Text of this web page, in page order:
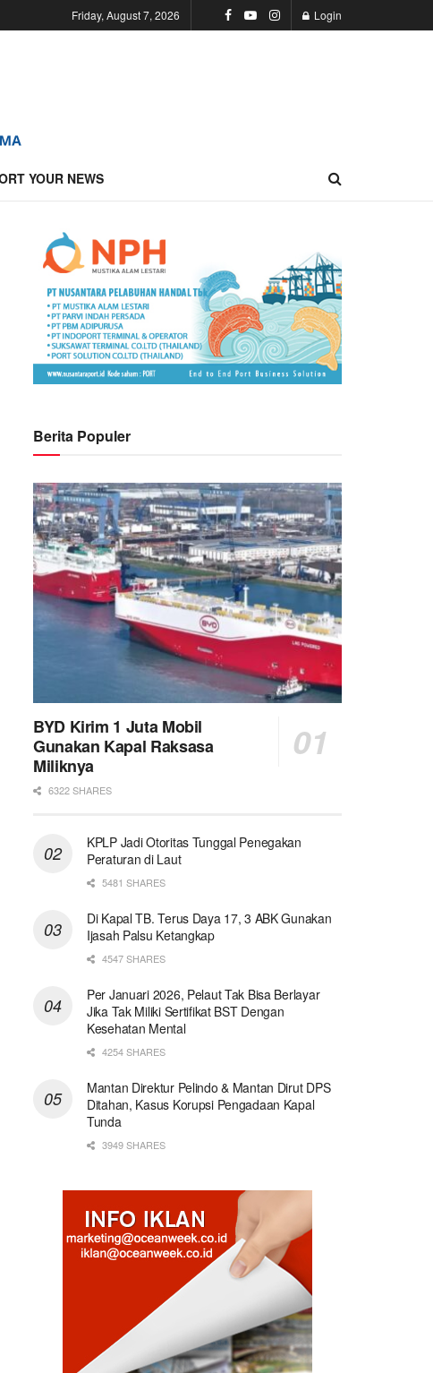
Friday, August 7, 2026 Login
YOUR NEWS
Berita Populer
BYD Kirim 1 Juta Mobil
Gunakan Kapal Raksasa
Miliknya
6322 SHARES
KPLP Jadi Otoritas Tunggal Penegakan
Peraturan di Laut
5481 SHARES
Di Kapal TB. Terus Daya 17, 3 ABK Gunakan
Ijasah Palsu Ketangkap
4547 SHARES
Per Januari 2026, Pelaut Tak Bisa Berlayar
Jika Tak Miliki Sertifikat BST Dengan
Kesehatan Mental
4254 SHARES
Mantan Direktur Pelindo & Mantan Dirut DPS
Ditahan, Kasus Korupsi Pengadaan Kapal
Tunda
3949 SHARES